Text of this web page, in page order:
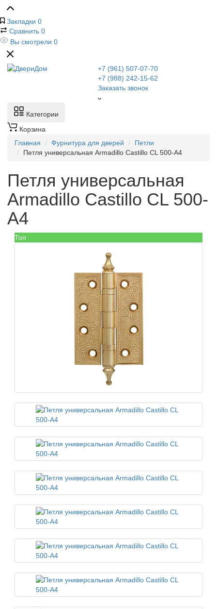
Закладки 0
Сравнить 0
Вы смотрели 0
+7 (961) 507-07-70
+7 (988) 242-15-62
Заказать звонок
Категории
Корзина
Главная
Фурнитура для дверей
Петли
Петля универсальная Armadillo Castillo CL 500-A4
Петля универсальная
Armadillo Castillo CL 500-
A4
Топ